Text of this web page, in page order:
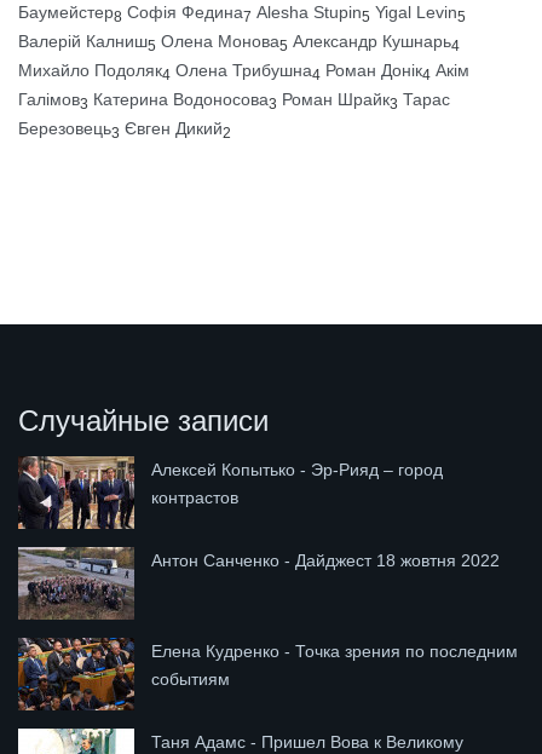
Баумейстер8 Софія Федина7 Alesha Stupin5 Yigal Levin5
Валерій Калниш5 Олена Монова5 Александр Кушнарь4
Михайло Подоляк4 Олена Трибушна4 Роман Донік4 Акім
Галімов3 Катерина Водоносова3 Роман Шрайк3 Тарас
Березовець3 Євген Дикий2
Случайные записи
Алексей Копытько - Эр-Рияд – город
контрастов
Антон Санченко - Дайджест 18 жовтня 2022
Елена Кудренко - Точка зрения по последним
событиям
Таня Адамс - Пришел Вова к Великому